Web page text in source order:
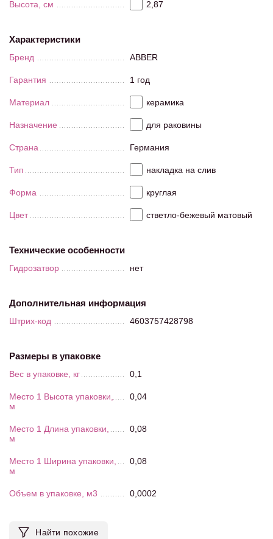
Высота, см 2,87
Характеристики
Бренд ABBER
Гарантия 1 год
Материал керамика
Назначение для раковины
Страна Германия
Тип накладка на слив
Форма круглая
Цвет стветло-бежевый матовый
Технические особенности
Гидрозатвор нет
Дополнительная информация
Штрих-код 4603757428798
Размеры в упаковке
Вес в упаковке, кг 0,1
Место 1 Высота упаковки,
м
0,04
Место 1 Длина упаковки,
м
0,08
Место 1 Ширина упаковки,
м
0,08
Объем в упаковке, м3 0,0002
Найти похожие